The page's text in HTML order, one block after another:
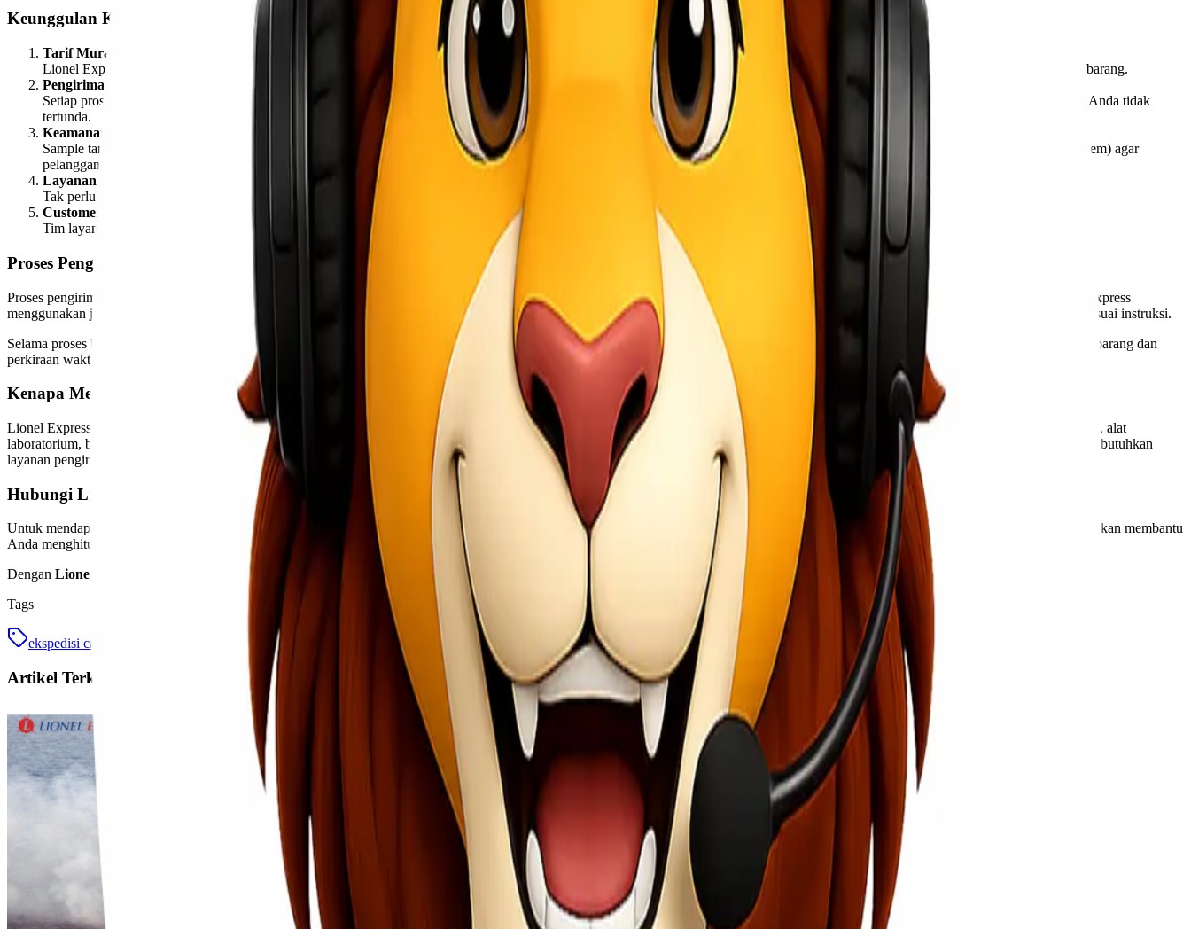
Keunggulan Kirim Sample Tanah dengan Lionel Express
Tarif Murah & Kompetitif
Lionel Express menawarkan harga kirim yang sangat bersaing untuk rute Jayapura – Kendari. Anda bisa menghemat biaya pengiriman tanpa mengorbankan kecepatan maupun keamanan barang.
Pengiriman Tepat Waktu
Setiap proses pengiriman dilakukan secara terjadwal dan dipantau hingga tiba di lokasi tujuan. Lionel Express berkomitmen memberikan layanan
on-time delivery
agar kebutuhan analisis Anda tidak
tertunda.
Keamanan Barang Terjamin
Sample tanah dikemas sesuai standar keamanan logistik agar tidak bocor, tumpah, atau rusak selama proses pengiriman. Setiap paket juga dilengkapi dengan sistem pelacakan (tracking system) agar
pelanggan bisa memantau status barang secara real-time.
Layanan Jemput Barang (Pick Up Service)
Tak perlu repot datang ke kantor ekspedisi. Tim Lionel Express siap menjemput barang langsung ke lokasi Anda di area Jayapura dan sekitarnya.
Customer Service Responsif
Tim layanan pelanggan siap membantu Anda memberikan informasi tarif, jadwal kapal/pesawat, hingga status kiriman dengan cepat dan ramah.
Proses Pengiriman Sample Tanah Jayapura ke Kendari
Proses pengiriman dimulai dari pengambilan barang di lokasi pengirim (pick up), kemudian dilanjutkan dengan proses pengepakan, penimbangan, dan pengiriman ke titik transit terdekat. Lionel Express
menggunakan jalur kombinasi laut dan udara agar waktu pengiriman tetap efisien dengan biaya yang bersahabat. Sesampainya di Kendari, barang akan langsung dikirimkan ke alamat penerima sesuai instruksi.
Selama proses berjalan, Anda akan mendapatkan
yang bisa digunakan untuk tracking onlinemelalui website resmi Lionel Express. Dengan sistem ini, Anda dapat memastikan posisi barang dan
perkiraan waktu tiba dengan akurat.
Kenapa Memilih Lionel Express untuk Pengiriman Jayapura – Kendari?
Lionel Express telah dipercaya oleh banyak pelanggan di Indonesia Timur sebagai jasa ekspedisi cargo
profesional yang mampu mengirimkan berbagai jenis barang — mulai dari dokumen penting, alat
laboratorium, bahan kimia, hingga sample tambang dan tanah. Reputasi baik serta jaringan cabang yang luas menjadikan Lionel Express pilihan utama bagi perusahaan maupun individu yang membutuhkan
layanan pengiriman cepat dan terpercaya.
Hubungi Lionel Express Sekarang!
Untuk mendapatkan informasi tarif terbaru rute Jayapura ke Kendari
, Anda bisa langsung menghubungi tim Lionel Express melalui WhatsApp atau datang ke kantor cabang terdekat. Tim kami akan membantu
Anda menghitung estimasi biaya serta memberikan saran terbaik terkait jenis layanan yang sesuai dengan kebutuhan Anda.
Dengan Lionel Express , kirim sample tanah dari Jayapura ke Kendari kini jadi lebih
Tags
ekspedisi cargo ekspedisi jayapura kendari jasa cargo jasa ekspedisi
Artikel Terkait